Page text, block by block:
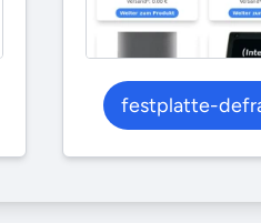
festplatte-